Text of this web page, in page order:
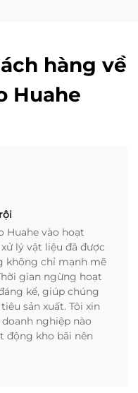
hàng về
Huahe
Huahe vào hoạt
lý vật liệu đã được
không chỉ mạnh mẽ
gian ngừng hoạt
kể, giúp chúng
sản xuất. Tôi xin
nghiệp nào
động kho bãi nên